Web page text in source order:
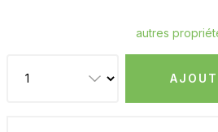
autres